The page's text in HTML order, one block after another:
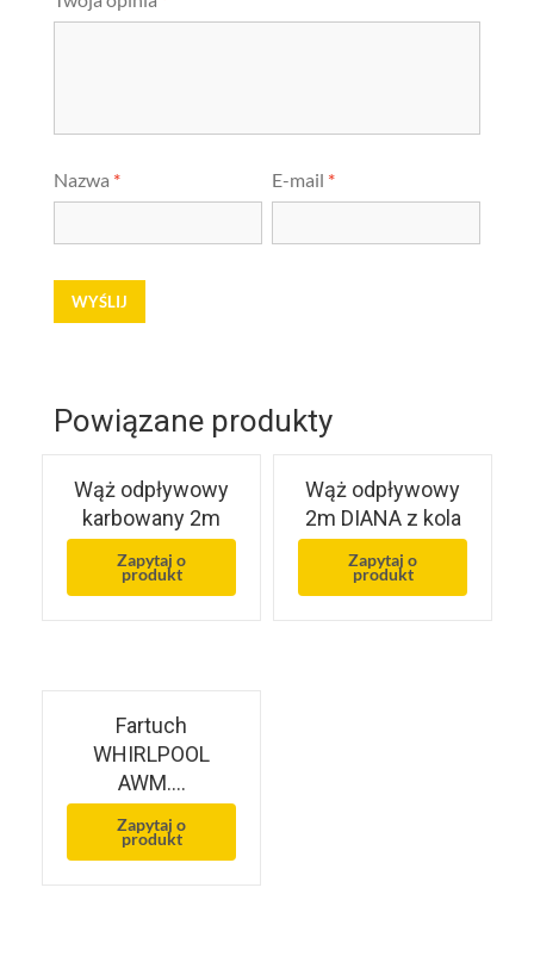
Nazwa * E-mail *
Powiązane produkty
Wąż odpływowy
karbowany 2m
Zapytaj o
produkt
Wąż odpływowy
2m DIANA z kola
Zapytaj o
produkt
Fartuch
WHIRLPOOL
AWM….
Zapytaj o
produkt